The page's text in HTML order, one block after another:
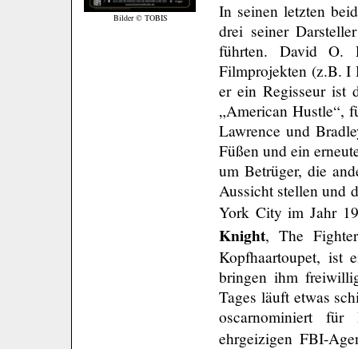
Bilder © TOBIS
In seinen letzten
drei seiner
führten. David O.
Filmprojekten (z.B. I
er ein Regisseur ist
„American Hustle“,
Lawrence und
Füßen und ein
um Betrüger, die
Aussicht stellen und
York City im Jahr
Knight, The
Kopfhaartoupet, ist
bringen ihm
Tages läuft etwas
oscarnominiert für
ehrgeizigen FBI-